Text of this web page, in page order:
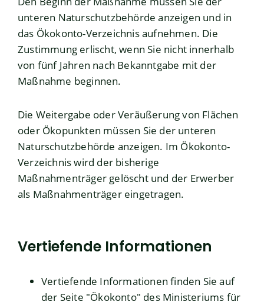
unteren Naturschutzbehörde anzeigen und in
das Ökokonto-Verzeichnis aufnehmen. Die
Zustimmung erlischt, wenn Sie nicht innerhalb
von fünf Jahren nach Bekanntgabe mit der
Maßnahme beginnen.
Die Weitergabe oder Veräußerung von Flächen
oder Ökopunkten müssen Sie der unteren
Naturschutzbehörde anzeigen. Im Ökokonto-
Verzeichnis wird der bisherige
Maßnahmenträger gelöscht und der Erwerber
als Maßnahmenträger eingetragen.
Vertiefende Informationen
Vertiefende Informationen finden Sie auf
der Seite "Ökokonto" des Ministeriums für